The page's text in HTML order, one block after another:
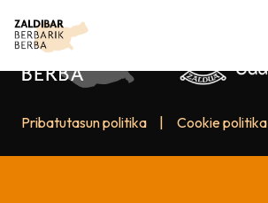
Pribatutasun politika Cookie politika